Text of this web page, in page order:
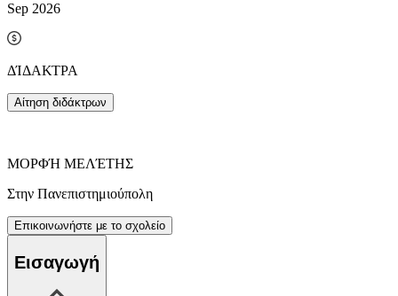
Sep 2026
ΔΊΔΑΚΤΡΑ
Αίτηση διδάκτρων
ΜΟΡΦΉ ΜΕΛΈΤΗΣ
Στην Πανεπιστημιούπολη
Επικοινωνήστε με το σχολείο
Εισαγωγή